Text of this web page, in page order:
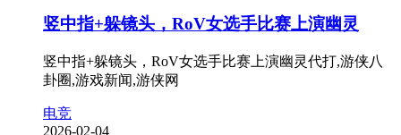
竖中指+躲镜头，RoV女选手比赛上演幽灵
竖中指+躲镜头，RoV女选手比赛上演幽灵代打,游侠八
卦圈,游戏新闻,游侠网
电竞
2026-02-04